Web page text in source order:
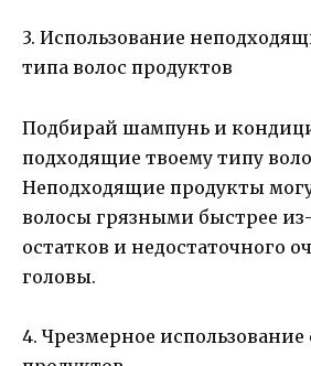
3. Использование
типа волос продуктов
Подбирай шампунь и
подходящие твоему типу
Неподходящие продукты
волосы грязными быстрее
остатков и недостаточного
головы.
4. Чрезмерное